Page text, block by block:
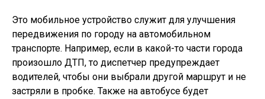
Это мобильное устройство служит для улучшения
передвижения по городу на автомобильном
транспорте. Например, если в какой-то части города
произошло ДТП, то диспетчер предупреждает
водителей, чтобы они выбрали другой маршрут и не
застряли в пробке. Также на автобусе будет